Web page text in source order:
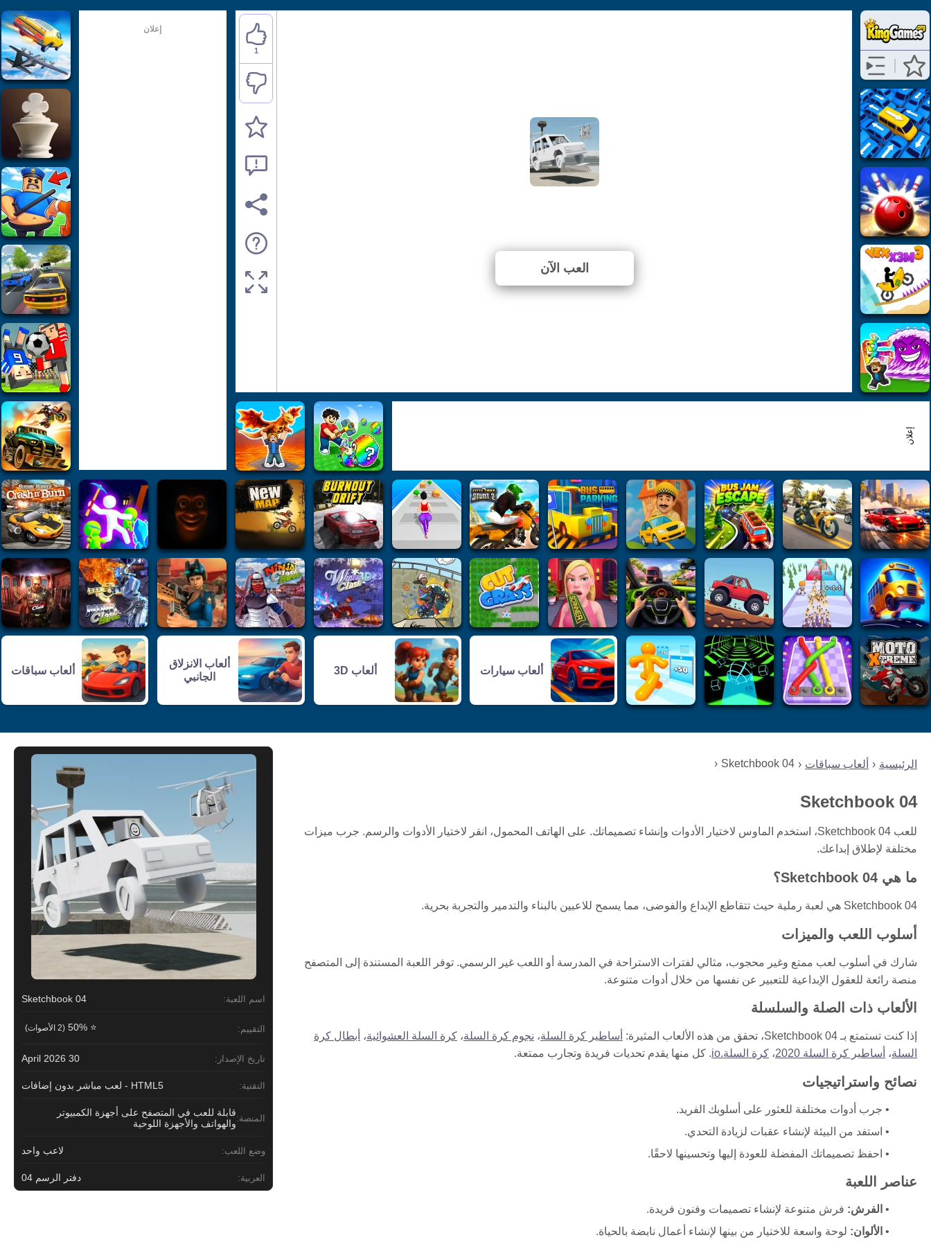
الرئيسية ألعاب سباقات Sketchbook 04
Sketchbook 04
للعب Sketchbook 04، استخدم الماوس لاختيار الأدوات وإنشاء تصميماتك. على الهاتف المحمول، انقر لاختيار الأدوات والرسم. جرب ميزات
مختلفة لإطلاق إبداعك.
ما هي Sketchbook 04؟
Sketchbook 04 هي لعبة رملية حيث تتقاطع الإبداع والفوضى، مما يسمح للاعبين بالبناء والتدمير والتجربة بحرية.
أسلوب اللعب والميزات
شارك في أسلوب لعب ممتع وغير محجوب، مثالي لفترات الاستراحة في المدرسة أو اللعب غير الرسمي. توفر اللعبة المستندة إلى المتصفح
منصة رائعة للعقول الإبداعية للتعبير عن نفسها من خلال أدوات متنوعة.
الألعاب ذات الصلة والسلسلة
إذا كنت تستمتع بـ Sketchbook 04، تحقق من هذه الألعاب المثيرة: أساطير كرة السلة، نجوم كرة السلة، كرة السلة العشوائية، أبطال كرة
السلة، أساطير كرة السلة 2020 ، كرة السلة.io . كل منها يقدم تحديات فريدة وتجارب ممتعة.
نصائح واستراتيجيات
جرب أدوات مختلفة للعثور على أسلوبك الفريد.
استفد من البيئة لإنشاء عقبات لزيادة التحدي.
احفظ تصميماتك المفضلة للعودة إليها وتحسينها لاحقًا.
عناصر اللعبة
الفرش: فرش متنوعة لإنشاء تصميمات وفنون فريدة.
الألوان: لوحة واسعة للاختيار من بينها لإنشاء أعمال نابضة بالحياة.
اسم اللعبة: Sketchbook 04
التقييم: ⭐ 50% (2 الأصوات)
تاريخ الإصدار: 30 April 2026
التقنية: HTML5 - لعب مباشر بدون إضافات
المنصة:قابلة للعب في المتصفح على أجهزة الكمبيوتر
والهواتف والأجهزة اللوحية
وضع اللعب: لاعب واحد
العربية: دفتر الرسم 04
العب الآن
1
إعلان
إعلان
ألعاب سيارات ألعاب 3D
ألعاب الانزلاق
الجانبي
ألعاب سباقات